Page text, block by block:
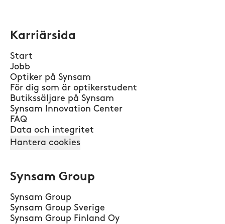
Karriärsida
Start
Jobb
Optiker på Synsam
För dig som är optikerstudent
Butikssäljare på Synsam
Synsam Innovation Center
FAQ
Data och integritet
Hantera cookies
Synsam Group
Synsam Group
Synsam Group Sverige
Synsam Group Finland Oy